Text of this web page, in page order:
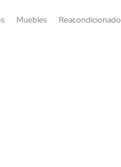
Muebles Reacondicionado